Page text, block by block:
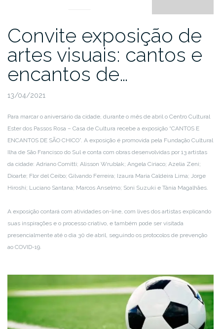
Convite exposição de
artes visuais: cantos e
encantos de…
13/04/2021
Para marcar o aniversário da cidade, durante o mês de abril o Centro Cultural
Ester dos Passos Rosa – Casa de Cultura recebe a exposição “CANTOS E
ENCANTOS DE SÃO CHICO”. A exposição é promovida pela Fundação Cultural
Ilha de São Francisco do Sul e conta com obras desenvolvidas por 13 artistas
da cidade: Adriano Comitti; Alisson Wrublak; Angela Ciriaco; Azelia Zeni;
Dioarte; Flor del Ceibo; Gilvando Ferreira; Izaura Maria Caldeira Lima; Jorge
Hiroshi; Luciano Santana; Marcos Anselmo; Soni Suzuki e Tânia Magalhães.
A exposição contará com atividades on-line, com lives dos artistas explicando
suas inspirações e o processo criativo, e também pode ser visitada
presencialmente até o dia 30 de abril, seguindo os protocolos de prevenção
ao COVID-19.